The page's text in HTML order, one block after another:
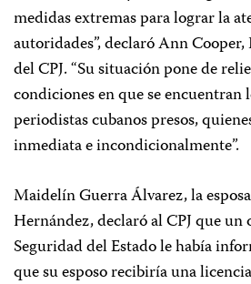
medidas extremas para lograr la
autoridades”, declaró Ann
del CPJ. “Su situación pone de
condiciones en que se encuentran
periodistas cubanos presos,
inmediata e incondicionalmente”.
Maidelín Guerra Álvarez, la
Hernández, declaró al CPJ que un
Seguridad del Estado le había
que su esposo recibiría una